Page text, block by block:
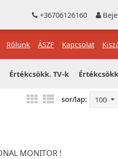
+36706126160
Rólunk ÁSZF Kapcsolat
Értékcsökk. TV-k
100
sor/lap:
MONITOR !